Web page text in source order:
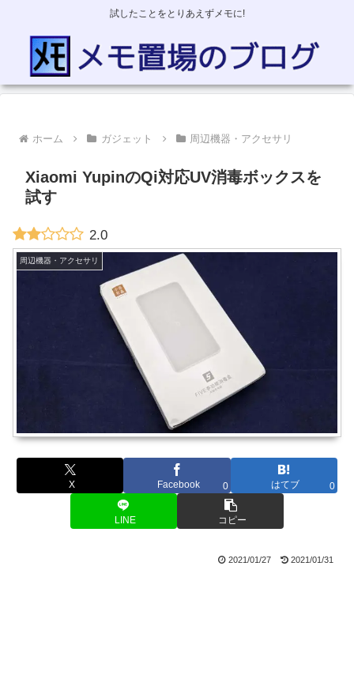
試したことをとりあえずメモに!
ホーム ガジェット 周辺機器・アクセサリ
Xiaomi YupinのQi対応UV消毒ボックスを
試す
2.0
周辺機器・アクセサリ
X Facebook 0 はてブ 0
LINE コピー
2021/01/27 2021/01/31